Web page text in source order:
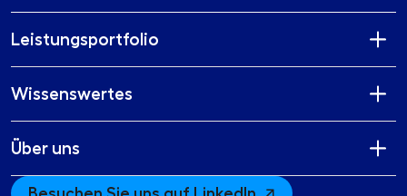
Leistungsportfolio
Wissenswertes
Über uns